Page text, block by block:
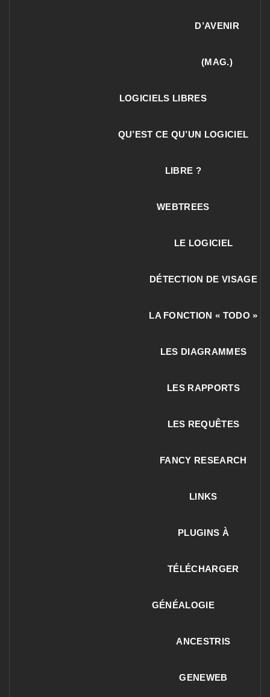
D’AVENIR
(MAG.)
LOGICIELS LIBRES
QU’EST CE QU’UN LOGICIEL
LIBRE ?
WEBTREES
LE LOGICIEL
DÉTECTION DE VISAGE
LA FONCTION « TODO »
LES DIAGRAMMES
LES RAPPORTS
LES REQUÊTES
FANCY RESEARCH
LINKS
PLUGINS À
TÉLÉCHARGER
GÉNÉALOGIE
ANCESTRIS
GENEWEB